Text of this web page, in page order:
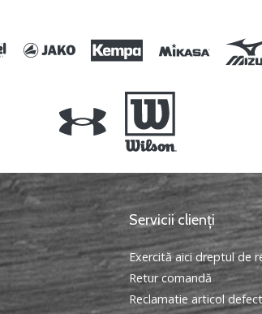
Servicii clienți
Exercită aici dreptul de
Retur comandă
Reclamatie articol defect